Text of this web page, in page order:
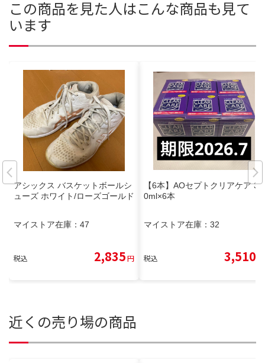
この商品を見た人はこんな商品も見て
います
アシックス バスケットボールシ
ューズ ホワイト/ローズゴールド
マイストア在庫： 47
税込 2,835円
【6本】AOセプトクリアケア 36
0ml×6本
マイストア在庫： 32
税込 3,510
近くの売り場の商品